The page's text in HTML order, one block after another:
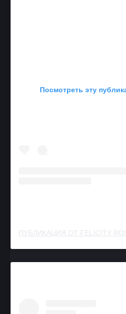
Посмотреть эту